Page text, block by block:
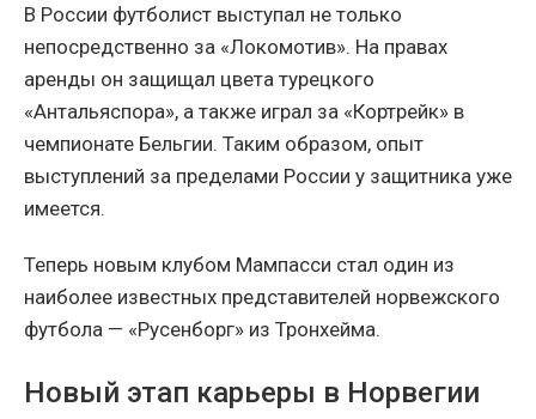
В России футболист выступал не только
непосредственно за «Локомотив». На правах
аренды он защищал цвета турецкого
«Антальяспора», а также играл за «Кортрейк» в
чемпионате Бельгии. Таким образом, опыт
выступлений за пределами России у защитника уже
имеется.
Теперь новым клубом Мампасси стал один из
наиболее известных представителей норвежского
футбола — «Русенборг» из Тронхейма.
Новый этап карьеры в Норвегии